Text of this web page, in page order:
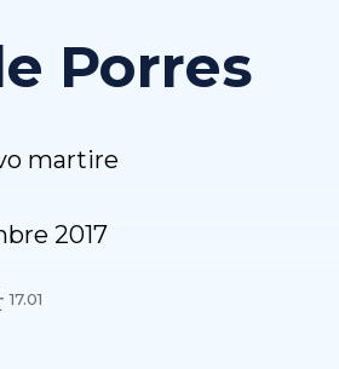
Porres
martire
2017
17.01